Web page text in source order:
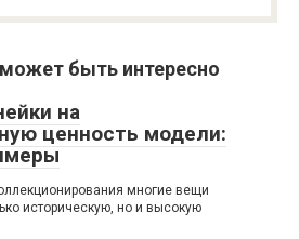
быть интересно
на
ценность модели:
многие вещи
историческую, но и высокую